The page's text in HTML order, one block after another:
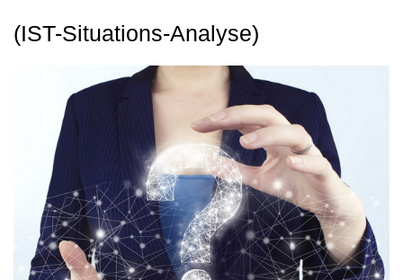
(IST-Situations-Analyse)